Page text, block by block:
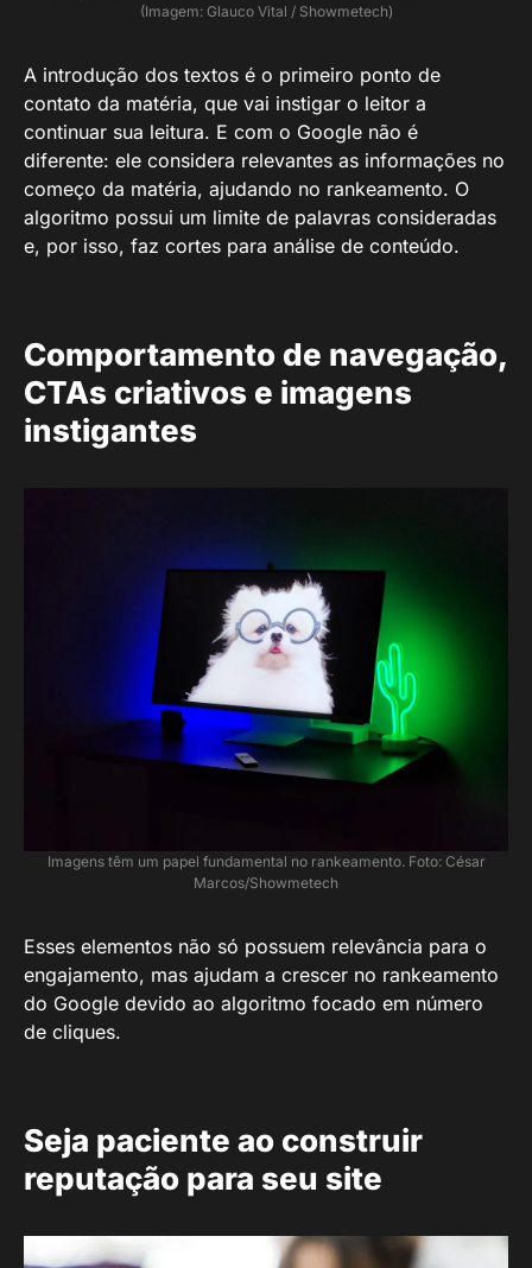
(Imagem: Glauco Vital / Showmetech)
A introdução dos textos é o primeiro ponto de
contato da matéria, que vai instigar o leitor a
continuar sua leitura. E com o Google não é
diferente: ele considera relevantes as informações no
começo da matéria, ajudando no rankeamento. O
algoritmo possui um limite de palavras consideradas
e, por isso, faz cortes para análise de conteúdo.
Comportamento de navegação,
CTAs criativos e imagens
instigantes
Imagens têm um papel fundamental no rankeamento. Foto: César
Marcos/Showmetech
Esses elementos não só possuem relevância para o
engajamento, mas ajudam a crescer no rankeamento
do Google devido ao algoritmo focado em número
de cliques.
Seja paciente ao construir
reputação para seu site